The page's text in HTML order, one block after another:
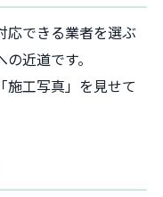
応できる業者を選ぶ
近道です。
施工写真」を見せて